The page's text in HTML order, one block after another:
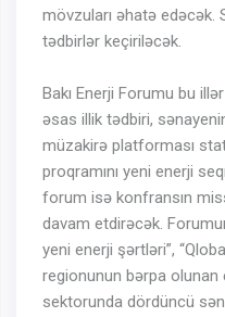
mövzuları əhatə edəcək.
tədbirlər keçiriləcək.
Bakı Enerji Forumu bu
əsas illik tədbiri, sənayenin
müzakirə platforması
proqramını yeni enerji
forum isə konfransın
davam etdirəcək.
yeni enerji şərtləri”,
regionunun bərpa olunan
sektorunda dördüncü